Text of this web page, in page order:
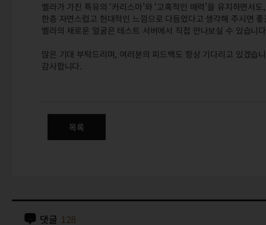
벨라가 가진 특유의 ‘카리스마’와 ‘고혹적인 매력’을 유지하면서도,
한층 자연스럽고 현대적인 느낌으로 다듬었다고 생각해 주시면
벨라의 새로운 얼굴은 테스트 서버에서 직접 만나보실 수 있습니
많은 기대 부탁드리며, 여러분의 피드백도 항상 기다리고 있겠습
감사합니다.
목록
댓글 128